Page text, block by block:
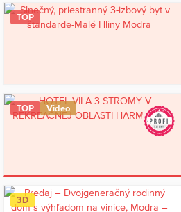
TOP
TOP Video
3D